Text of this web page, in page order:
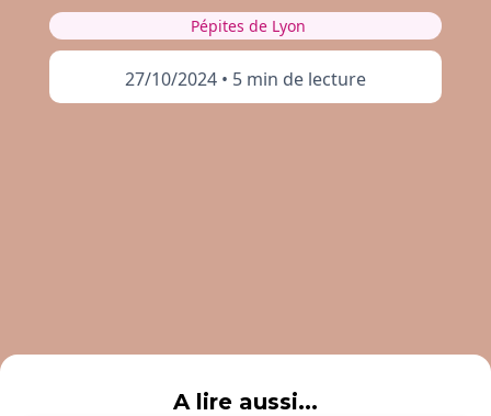
Pépites de Lyon
27/10/2024 • 5 min de lecture
A lire aussi...